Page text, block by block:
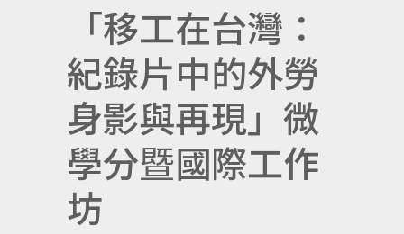
「移工在台灣：
紀錄片中的外勞
身影與再現」微
學分暨國際工作
坊